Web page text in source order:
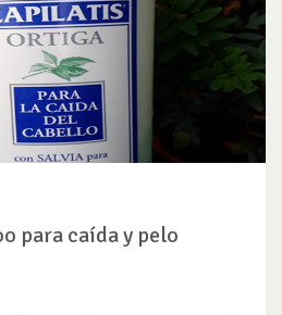
para caída y pelo